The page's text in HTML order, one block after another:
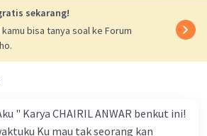
halus dan dinamis, menciptakan
visual yang memukau untuk
sekarang!
bisa tanya soal ke Forum
" Karya CHAIRIL ANWAR benkut ini!
Ku mau tak seorang kan